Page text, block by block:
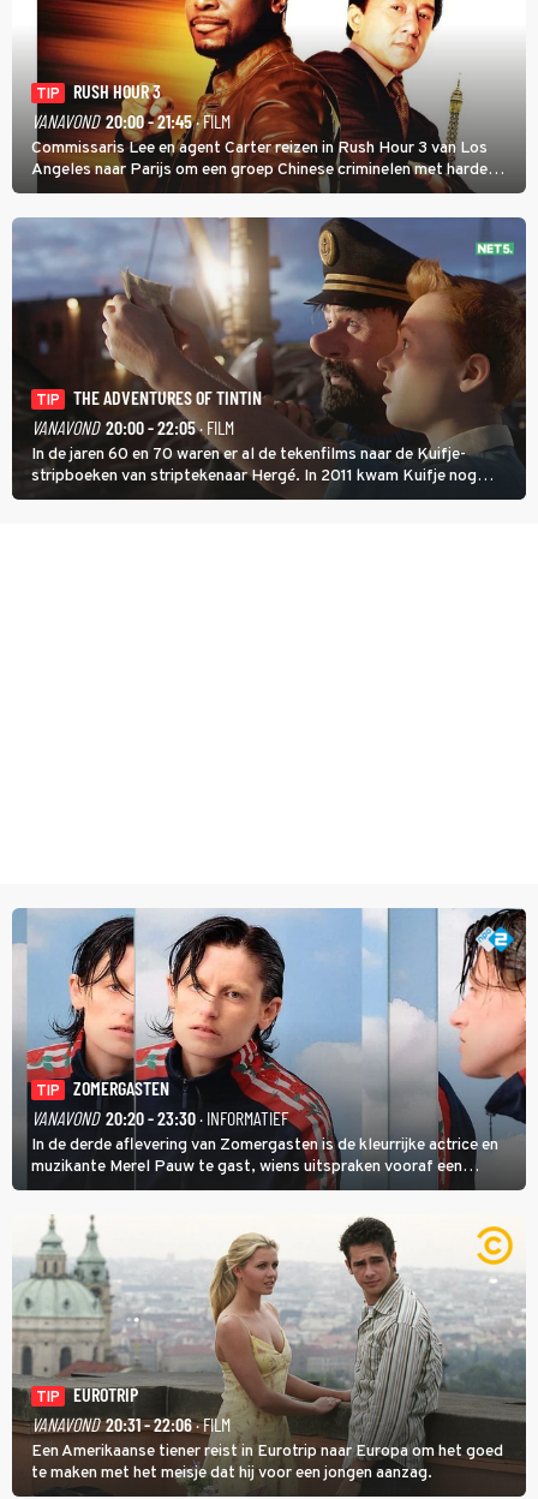
TIP
RUSH HOUR 3
VANAVOND 20:00 - 21:45· FILM
Commissaris Lee en agent Carter reizen in Rush Hour 3 van Los
Angeles naar Parijs om een groep Chinese criminelen met harde
hand aan te pakken.
TIP
THE ADVENTURES OF TINTIN
VANAVOND 20:00 - 22:05· FILM
In de jaren 60 en 70 waren er al de tekenfilms naar de Kuifje-
stripboeken van striptekenaar Hergé. In 2011 kwam Kuifje nog
meer tot leven in The Adventures of Tintin van Steven Spielberg.
TIP
ZOMERGASTEN
VANAVOND 20:20 - 23:30· INFORMATIEF
In de derde aflevering van Zomergasten is de kleurrijke actrice en
muzikante Merel Pauw te gast, wiens uitspraken vooraf een
boeiende avond beloven: 'Mijn ideale televisieavond is zoals mijn
identiteit: grenzeloos, absurd en vol angsten'.
TIP
EUROTRIP
VANAVOND 20:31 - 22:06· FILM
Een Amerikaanse tiener reist in Eurotrip naar Europa om het goed
te maken met het meisje dat hij voor een jongen aanzag.